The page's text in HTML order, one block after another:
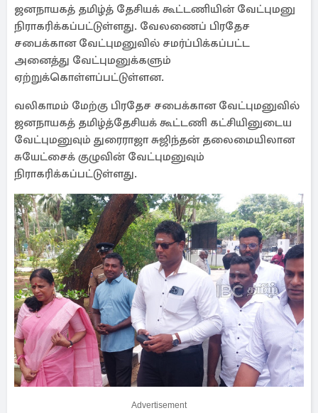
ஜனநாயகத் தமிழ்த் தேசியக் கூட்டணியின் வேட்புமனு
நிராகரிக்கப்பட்டுள்ளது. வேலணைப் பிரதேச
சபைக்கான வேட்புமனுவில் சமர்ப்பிக்கப்பட்ட
அனைத்து வேட்புமனுக்களும்
ஏற்றுக்கொள்ளப்பட்டுள்ளன.
வலிகாமம் மேற்கு பிரதேச சபைக்கான வேட்புமனுவில்
ஜனநாயகத் தமிழ்த்தேசியக் கூட்டணி கட்சியினுடைய
வேட்புமனுவும் துரைராஜா சுஜிந்தன் தலைமையிலான
சுயேட்சைக் குழுவின் வேட்புமனுவும்
நிராகரிக்கப்பட்டுள்ளது.
Advertisement